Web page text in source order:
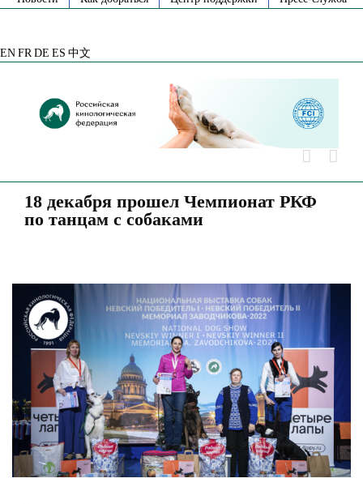
EN FR DE ES 中文
18 декабря прошел Чемпионат РКФ
по танцам с собаками
Larger
Image